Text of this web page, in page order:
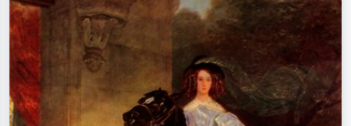
impresszionizmus, Hokusai-hullám,
akt.
egy fa mellett.